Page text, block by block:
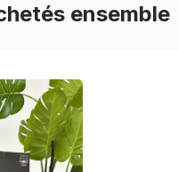
ensemble